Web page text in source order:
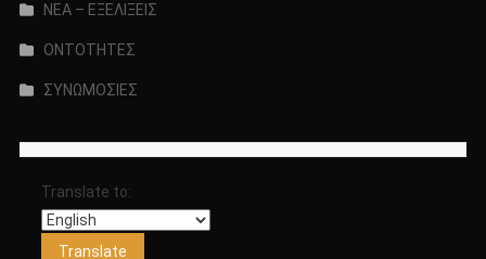
ΝΕΑ – ΕΞΕΛΙΞΕΙΣ
ΟΝΤΟΤΗΤΕΣ
ΣΥΝΩΜΟΣΙΕΣ
Translate to: